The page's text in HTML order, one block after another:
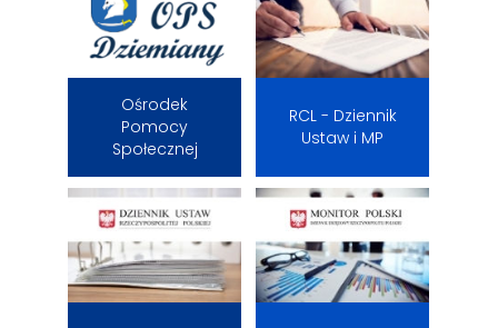
Ośrodek
Pomocy
Społecznej
RCL - Dziennik
Ustaw i MP